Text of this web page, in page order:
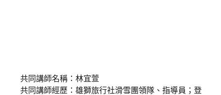
共同講師名稱：林宜萱
共同講師經歷：雄獅旅行社滑雪團領隊、指導員；登